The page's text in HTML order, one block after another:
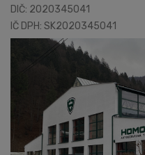
DIČ: 2020345041
IČ DPH: SK2020345041